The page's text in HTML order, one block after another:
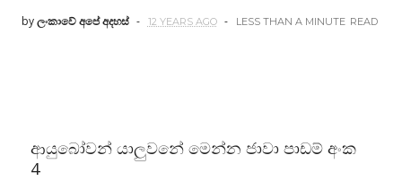
byලංකාවේ අපේ අදහස් 12 YEARS AGO LESS THAN A MINUTE READ
ආයුබෝවන් යාලුවනේ මෙන්න ජාවා පාඩම් අංක
4